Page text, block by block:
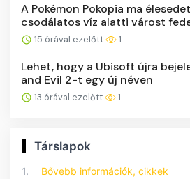
A Pokémon Pokopia ma
csodálatos víz alatti várost
15 órával ezelőtt 1
Lehet, hogy a Ubisoft újra
and Evil 2-t egy új néven
13 órával ezelőtt 1
Társlapok
1. Bővebb információk, cikkek